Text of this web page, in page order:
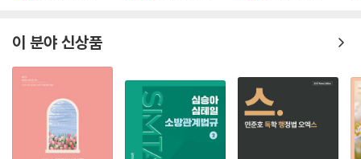
약점 보완 해설집(책속책)
해커스소방 fire.Hackers.com
1. 본 교재 인강(할인쿠폰 수록)
이 분야 신상품